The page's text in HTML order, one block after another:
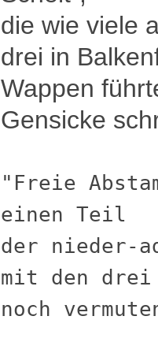
die wie viele
drei in
Wappen
Gensicke
"Freie
einen Teil
der nieder-
mit den drei
noch